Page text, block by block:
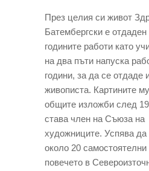
През целия си живот З
Батембергски е отдаден
годините работи като
на два пъти напуска
години, за да се отдаде
живописта. Картините
общите изложби след
става член на Съюза на
художниците. Успява
около 20
повечето в